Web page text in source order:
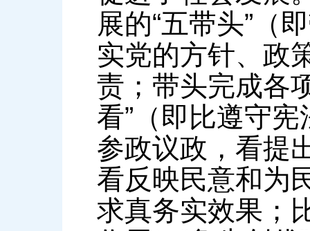
展的“五带头”（
实党的方针、政
责；带头完成各
看”（即比遵守
参政议政，看提
看反映民意和为
求真务实效果；